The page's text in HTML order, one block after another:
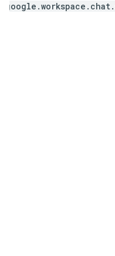
google .workspace . chat.